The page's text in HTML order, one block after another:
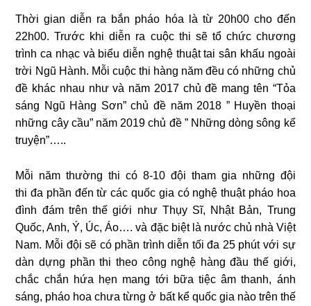
Thời gian diễn ra bắn pháo hóa là từ 20h00 cho đến
22h00. Trước khi diễn ra cuộc thi sẽ tổ chức chương
trình ca nhạc và biểu diễn nghệ thuật tai sân khấu ngoài
trời Ngũ Hành. Mỗi cuộc thi hàng năm đều có những chủ
đề khác nhau như và năm 2017 chủ đề mang tên “Tỏa
sáng Ngũ Hàng Sơn” chủ đề năm 2018 ” Huyền thoại
những cây cầu” năm 2019 chủ đề ” Những dòng sông kể
truyện”…..
Mỗi năm thường thi có 8-10 đội tham gia những đội
thi đa phần đến từ các quốc gia có nghệ thuật pháo hoa
đình đám trên thế giới như Thụy Sĩ, Nhật Bản, Trung
Quốc, Anh, Ý, Úc, Áo…. và đặc biệt là nước chủ nhà Việt
Nam. Mỗi đội sẽ có phần trình diễn tối đa 25 phút với sự
dàn dựng phần thi theo công nghệ hàng đầu thế giới,
chắc chắn hứa hẹn mang tới bữa tiệc âm thanh, ánh
sáng, pháo hoa chưa từng ở bất kể quốc gia nào trên thế